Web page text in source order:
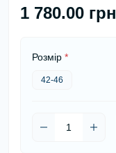
1 780.00 грн
Розмір *
42-46